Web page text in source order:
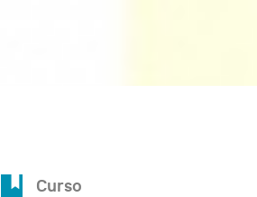
Curso